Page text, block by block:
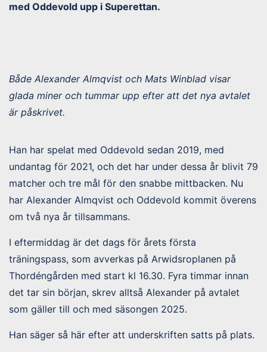
med Oddevold upp i Superettan.
Både Alexander Almqvist och Mats Winblad visar
glada miner och tummar upp efter att det nya avtalet
är påskrivet.
Han har spelat med Oddevold sedan 2019, med
undantag för 2021, och det har under dessa år blivit 79
matcher och tre mål för den snabbe mittbacken. Nu
har Alexander Almqvist och Oddevold kommit överens
om två nya år tillsammans.
I eftermiddag är det dags för årets första
träningspass, som avverkas på Arwidsroplanen på
Thordéngården med start kl 16.30. Fyra timmar innan
det tar sin början, skrev alltså Alexander på avtalet
som gäller till och med säsongen 2025.
Han säger så här efter att underskriften satts på plats.